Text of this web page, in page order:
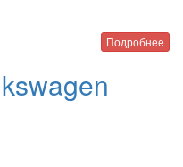
Подробнее